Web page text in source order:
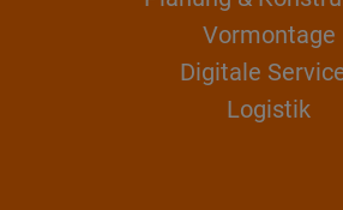
Vormontage
Digitale
Logistik